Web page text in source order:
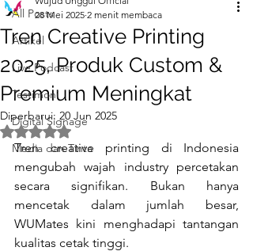
All Posts
Artikel
Live Podcast
Testimoni
Digital Signage
Media dan Tinta
Tren Creative Printing
2025, Produk Custom &
Premium Meningkat
28 Mei 2025 2 menit membaca
Diperbarui: 20 Jun 2025
Dinilai NaN dari 5 bintang.
Tren creative printing di Indonesia
mengubah wajah industry percetakan
secara signifikan. Bukan hanya
mencetak dalam jumlah besar,
WUMates kini menghadapi tantangan
kualitas cetak tinggi.